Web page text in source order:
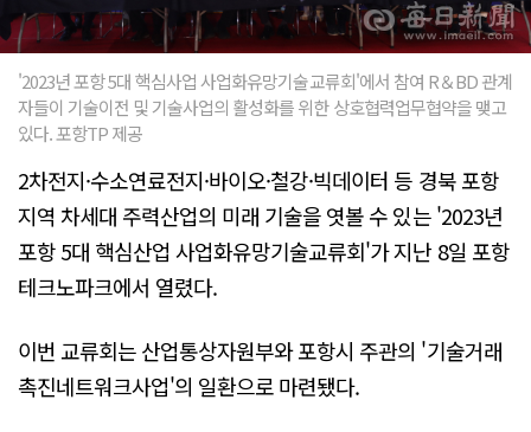
'2023년 포항 5대 핵심사업 사업화유망기술교류회'에서 참여 R＆BD 관계
자들이 기술이전 및 기술사업의 활성화를 위한 상호협력업무협약을 맺고
있다. 포항TP 제공
2차전지·수소연료전지·바이오·철강·빅데이터 등 경북 포항
지역 차세대 주력산업의 미래 기술을 엿볼 수 있는 '2023년
포항 5대 핵심산업 사업화유망기술교류회'가 지난 8일 포항
테크노파크에서 열렸다.
이번 교류회는 산업통상자원부와 포항시 주관의 '기술거래
촉진네트워크사업'의 일환으로 마련됐다.